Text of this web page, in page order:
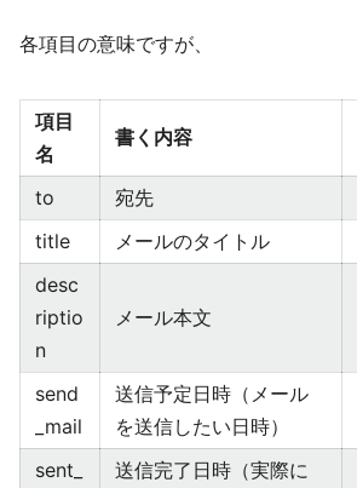
各項目の意味ですが、
項目
名
書く内容
to
宛先
title
メールのタイトル
desc
riptio
n
メール本文
send
_mail
送信予定日時（メール
を送信したい日時）
sent_
送信完了日時（実際に